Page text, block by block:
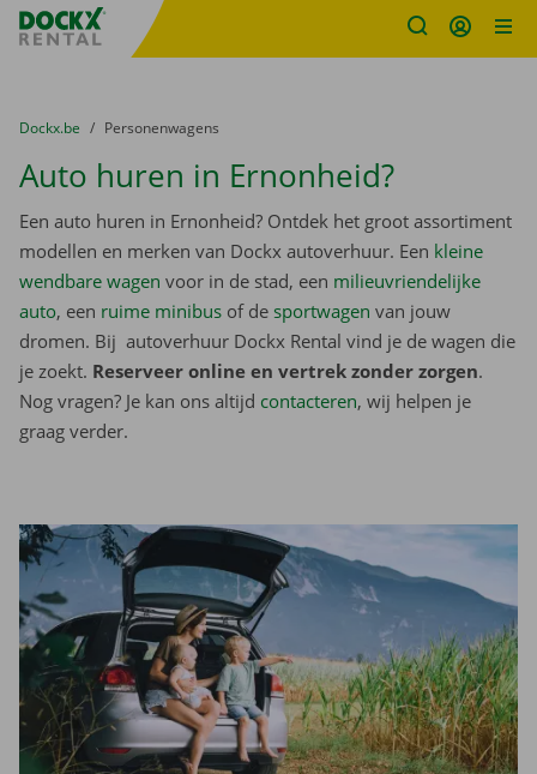
Fratello DEMO
U bevindt zich hier:
van
Dockx.be naar
Personenwagens
Auto huren in Ernonheid?
Een auto huren in Ernonheid? Ontdek het groot assortiment
modellen en merken van Dockx autoverhuur. Een kleine
wendbare wagen voor in de stad, een milieuvriendelijke
auto, een ruime minibus of de sportwagen van jouw
dromen. Bij autoverhuur Dockx Rental vind je de wagen die
je zoekt. Reserveer online en vertrek zonder zorgen.
Nog vragen? Je kan ons altijd contacteren, wij helpen je
graag verder.